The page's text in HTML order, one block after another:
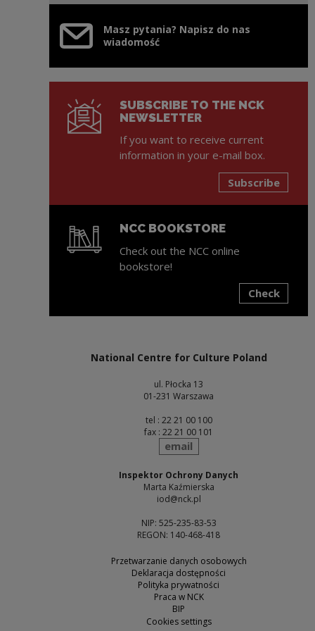
Masz pytania? Napisz do nas
wiadomość
SUBSCRIBE TO THE NCK
NEWSLETTER
If you want to receive current
information in your e-mail box.
Subscribe
NCC BOOKSTORE
Check out the NCC online
bookstore!
Check
National Centre for Culture Poland
ul. Płocka 13
01-231 Warszawa
tel : 22 21 00 100
fax : 22 21 00 101
send
email
Inspektor Ochrony Danych
Marta Kaźmierska
iod@nck.pl
NIP: 525-235-83-53
REGON: 140-468-418
Przetwarzanie danych osobowych
Deklaracja dostępności
Polityka prywatności
Praca w NCK
BIP
Cookies settings